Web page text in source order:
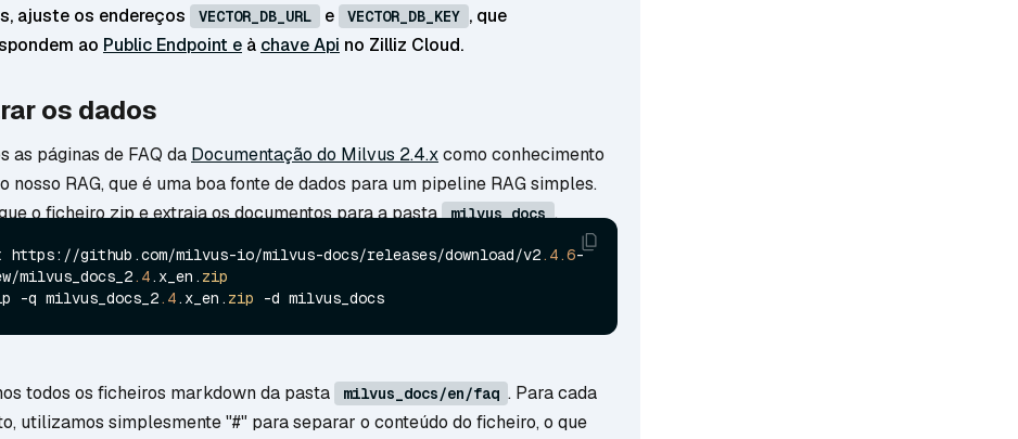
ajuste os endereços
VECTOR_DB_URL e VECTOR_DB_KEY , que
ao Public Endpoint e à chave Api no Zilliz Cloud.
os dados
as páginas de FAQ da Documentação do Milvus 2.4.xcomo conhecimento
nosso RAG, que é uma boa fonte de dados para um pipeline RAG simples.
o ficheiro zip e extraia os documentos para a pasta milvus_docs .
https://github.com/milvus-io/milvus-docs/releases/download/v2.4.6-
milvus_docs_2.4.x_en. zip
-q milvus_docs_2.4.x_en. zip
todos os ficheiros markdown da pasta milvus_docs/en/faq . Para cada
utilizamos simplesmente "#" para separar o conteúdo do ficheiro, o que